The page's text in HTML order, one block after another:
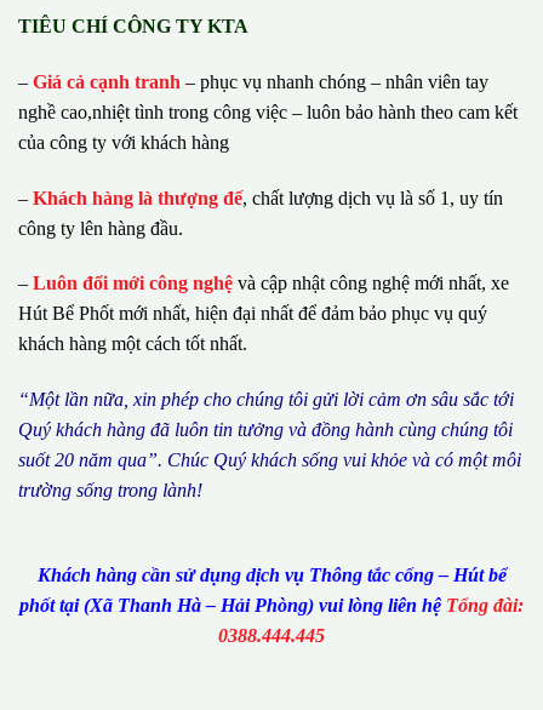
TIÊU CHÍ CÔNG TY KTA
– Giá cả cạnh tranh – phục vụ nhanh chóng – nhân viên tay
nghề cao,nhiệt tình trong công việc – luôn bảo hành theo cam kết
của công ty với khách hàng
– Khách hàng là thượng đế, chất lượng dịch vụ là số 1, uy tín
công ty lên hàng đầu.
– Luôn đổi mới công nghệ và cập nhật công nghệ mới nhất, xe
Hút Bể Phốt mới nhất, hiện đại nhất để đảm bảo phục vụ quý
khách hàng một cách tốt nhất.
“Một lần nữa, xin phép cho chúng tôi gửi lời cảm ơn sâu sắc tới
Quý khách hàng đã luôn tin tưởng và đồng hành cùng chúng tôi
suốt 20 năm qua”. Chúc Quý khách sống vui khỏe và có một môi
trường sống trong lành!
Khách hàng cần sử dụng dịch vụ Thông tắc cống – Hút bể
phốt tại (Xã Thanh Hà – Hải Phòng) vui lòng liên hệ Tổng đài:
0388.444.445